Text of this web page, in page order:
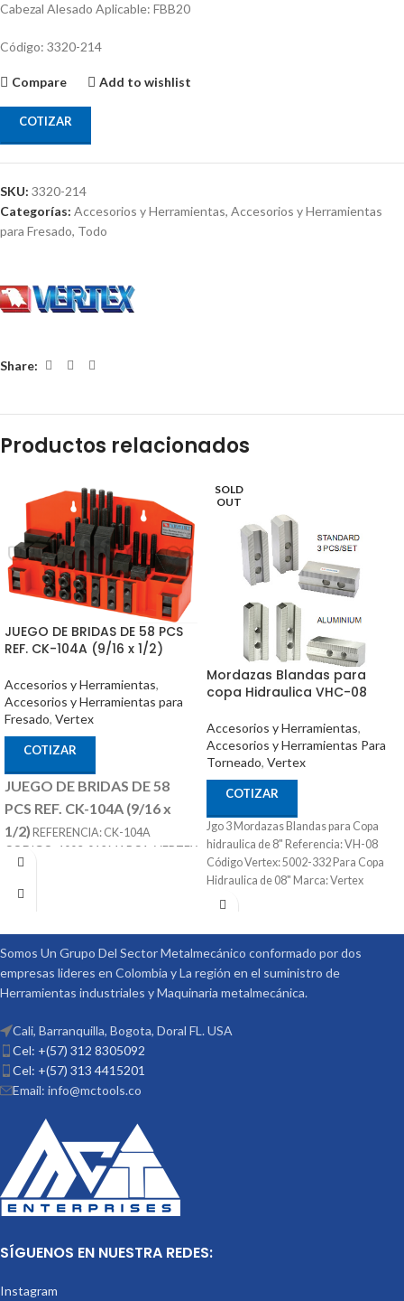
Cabezal Alesado Aplicable: FBB20
Código: 3320-214
Compare Add to wishlist
COTIZAR
SKU: 3320-214
Categorías: Accesorios y Herramientas, Accesorios y Herramientas
para Fresado, Todo
Share:
Productos relacionados
JUEGO DE BRIDAS DE 58 PCS
REF. CK-104A (9/16 x 1/2)
Accesorios y Herramientas,
Accesorios y Herramientas para
Fresado, Vertex
COTIZAR
JUEGO DE BRIDAS DE 58
PCS REF. CK-104A (9/16 x
1/2) REFERENCIA: CK-104A
CODIGO: 1003-012 MARCA: VERTEX
SE COMPONES DE 58 PIEZAS T SLOT
DE 9/16 TORNILLO DE 1/2
SOLD
OUT
Mordazas Blandas para
copa Hidraulica VHC-08
Accesorios y Herramientas,
Accesorios y Herramientas Para
Torneado, Vertex
COTIZAR
Jgo 3 Mordazas Blandas para Copa
hidraulica de 8" Referencia: VH-08
Código Vertex: 5002-332 Para Copa
Hidraulica de 08" Marca: Vertex
Somos Un Grupo Del Sector Metalmecánico conformado por dos
empresas lideres en Colombia y La región en el suministro de
Herramientas industriales y Maquinaria metalmecánica.
Cali, Barranquilla, Bogota, Doral FL. USA
Cel: +(57) 312 8305092
Cel: +(57) 313 4415201
Email: info@mctools.co
SÍGUENOS EN NUESTRA REDES:
Instagram